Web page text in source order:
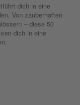
dich in eine
Von zauberhaften
– diese 50
dich in eine